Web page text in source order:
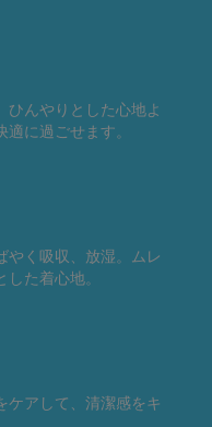
ひんやりとした心地よ
に過ごせます。
やく吸収、放湿。ムレ
た着心地。
ケアして、清潔感をキ